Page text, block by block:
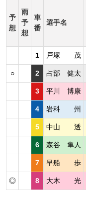
予
想
雨
予
想
車
番
選手名
1 戸塚 茂
○ 2 占部 健太
3 平川 博康
4 岩科 州
5 中山 透
6 森谷 隼人
7 早船 歩
◎ 8 大木 光